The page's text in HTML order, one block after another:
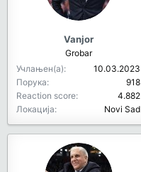
Vanjor
Grobar
Учлањен(а)
10.03.2023
Порука
918
Reaction score
4.882
Локација
Novi Sad